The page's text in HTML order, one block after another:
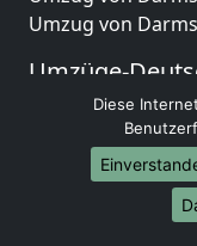
Umzug von
Umzüge-
Umzug von
Umzug von
Umzug von
Umzug von
Umzug von
Diese